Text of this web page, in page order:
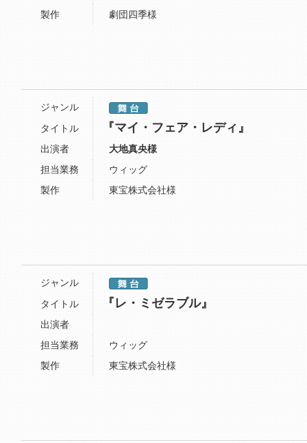
製作
劇団四季様
ジャンル
タイトル
『マイ・フェア・レディ』
出演者
大地真央様
担当業務
ウィッグ
製作
東宝株式会社様
ジャンル
タイトル
『レ・ミゼラブル』
出演者
担当業務
ウィッグ
製作
東宝株式会社様